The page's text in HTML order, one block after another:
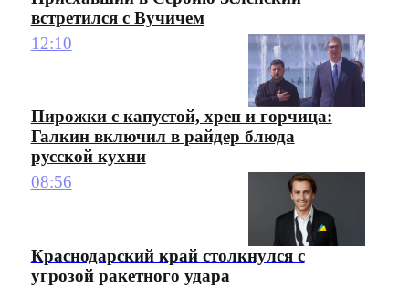
встретился с Вучичем
12:10
Пирожки с капустой, хрен и горчица:
Галкин включил в райдер блюда
русской кухни
08:56
Краснодарский край столкнулся с
угрозой ракетного удара